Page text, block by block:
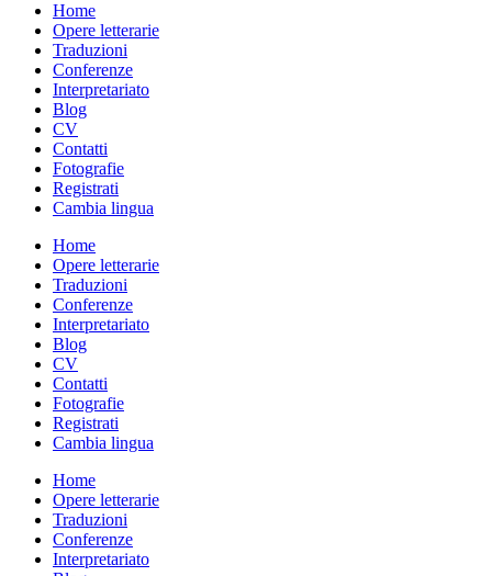
Home
Opere letterarie
Traduzioni
Conferenze
Interpretariato
Blog
CV
Contatti
Fotografie
Registrati
Cambia lingua
Home
Opere letterarie
Traduzioni
Conferenze
Interpretariato
Blog
CV
Contatti
Fotografie
Registrati
Cambia lingua
Home
Opere letterarie
Traduzioni
Conferenze
Interpretariato